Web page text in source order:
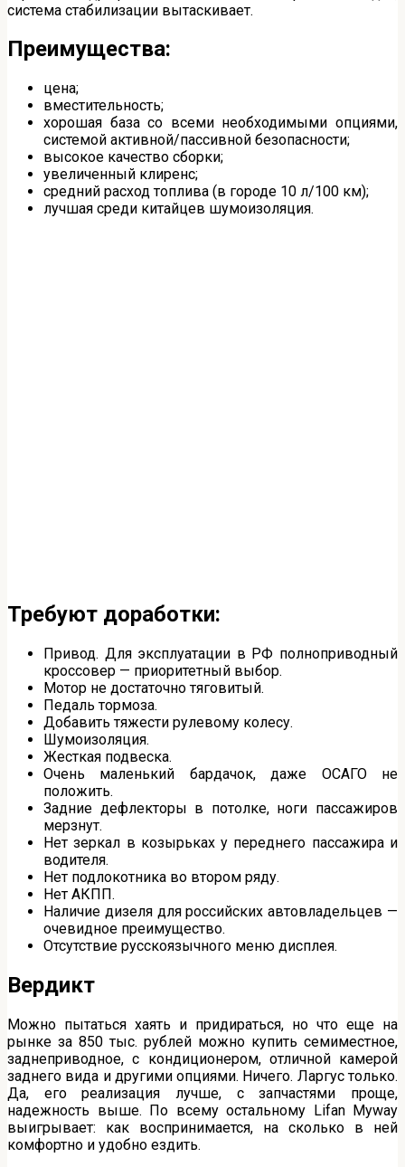
система стабилизации вытаскивает.
Преимущества:
цена;
вместительность;
хорошая база со всеми необходимыми опциями,
системой активной/пассивной безопасности;
высокое качество сборки;
увеличенный клиренс;
средний расход топлива (в городе 10 л/100 км);
лучшая среди китайцев шумоизоляция.
Требуют доработки:
Привод. Для эксплуатации в РФ полноприводный
кроссовер — приоритетный выбор.
Мотор не достаточно тяговитый.
Педаль тормоза.
Добавить тяжести рулевому колесу.
Шумоизоляция.
Жесткая подвеска.
Очень маленький бардачок, даже ОСАГО не
положить.
Задние дефлекторы в потолке, ноги пассажиров
мерзнут.
Нет зеркал в козырьках у переднего пассажира и
водителя.
Нет подлокотника во втором ряду.
Нет АКПП.
Наличие дизеля для российских автовладельцев —
очевидное преимущество.
Отсутствие русскоязычного меню дисплея.
Вердикт
Можно пытаться хаять и придираться, но что еще на
рынке за 850 тыс. рублей можно купить семиместное,
заднеприводное, с кондиционером, отличной камерой
заднего вида и другими опциями. Ничего. Ларгус только.
Да, его реализация лучше, с запчастями проще,
надежность выше. По всему остальному Lifan Myway
выигрывает: как воспринимается, на сколько в ней
комфортно и удобно ездить.